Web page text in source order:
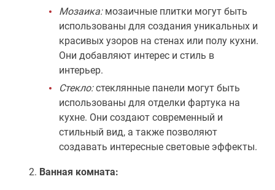
Мозаика:мозаичные плитки могут быть
использованы для создания уникальных и
красивых узоров на стенах или полу кухни.
Они добавляют интерес и стиль в
интерьер.
Стекло:стеклянные панели могут быть
использованы для отделки фартука на
кухне. Они создают современный и
стильный вид, а также позволяют
создавать интересные световые эффекты.
Ванная комната: